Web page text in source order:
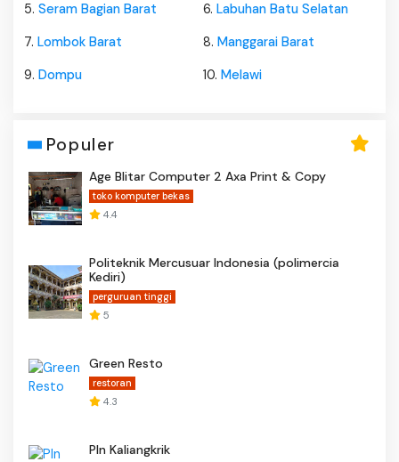
5. Seram Bagian Barat 6. Labuhan Batu Selatan
7. Lombok Barat 8. Manggarai Barat
9. Dompu 10. Melawi
Populer
Age Blitar Computer 2 Axa Print & Copy
toko komputer bekas
4.4
Politeknik Mercusuar Indonesia (polimercia
Kediri)
perguruan tinggi
5
Green Resto
restoran
4.3
Pln Kaliangkrik